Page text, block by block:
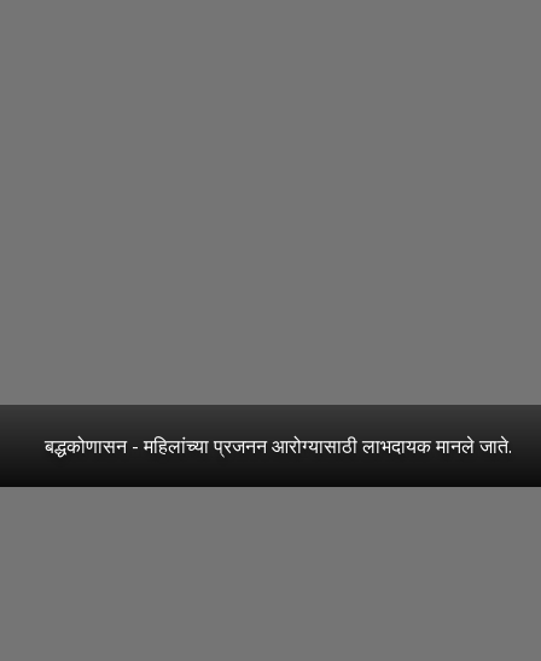
बद्धकोणासन - महिलांच्या प्रजनन आरोग्यासाठी लाभदायक मानले जाते.